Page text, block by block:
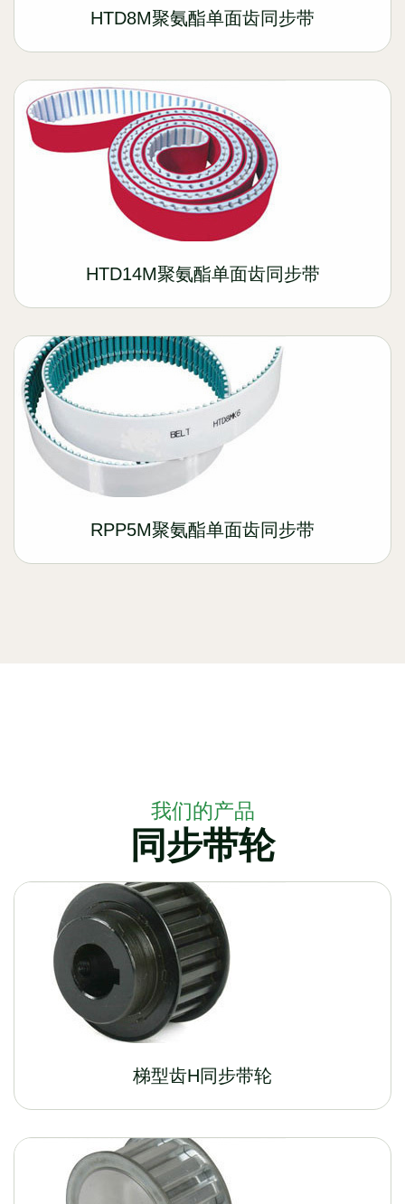
HTD8M聚氨酯单面齿同步带
HTD14M聚氨酯单面齿同步带
RPP5M聚氨酯单面齿同步带
我们的产品
同步带轮
梯型齿H同步带轮